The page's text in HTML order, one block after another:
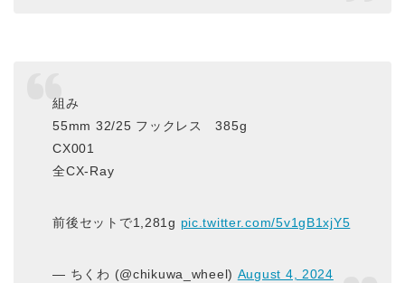
組み
55mm 32/25 フックレス 385g
CX001
全CX-Ray
前後セットで1,281g pic.twitter.com/5v1gB1xjY5
— ちくわ (@chikuwa_wheel) August 4, 2024